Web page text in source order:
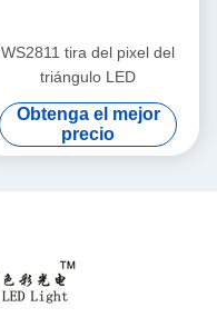
WS2811 tira del pixel del
triángulo LED
Obtenga el mejor
precio